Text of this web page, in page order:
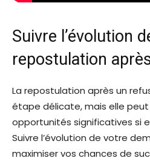
Suivre l’évolution
repostulation
La repostulation après un
étape délicate, mais elle
opportunités significatives si
Suivre l’évolution de votre
maximiser vos chances de